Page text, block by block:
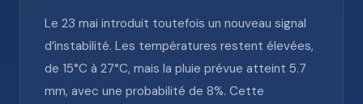
Le 23 mai introduit toutefois un nouveau signal
d’instabilité. Les températures restent élevées,
de 15°C à 27°C, mais la pluie prévue atteint 5.7
mm, avec une probabilité de 8%. Cette